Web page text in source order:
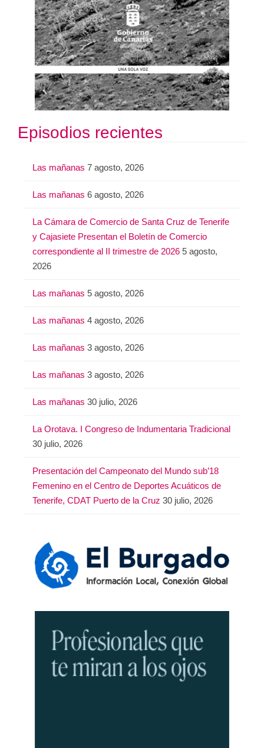
Episodios recientes
Las mañanas 7 agosto, 2026
Las mañanas 6 agosto, 2026
La Cámara de Comercio de Santa Cruz de Tenerife
y Cajasiete Presentan el Boletín de Comercio
correspondiente al II trimestre de 2026 5 agosto,
2026
Las mañanas 5 agosto, 2026
Las mañanas 4 agosto, 2026
Las mañanas 3 agosto, 2026
Las mañanas 3 agosto, 2026
Las mañanas 30 julio, 2026
La Orotava. I Congreso de Indumentaria Tradicional
30 julio, 2026
Presentación del Campeonato del Mundo sub’18
Femenino en el Centro de Deportes Acuáticos de
Tenerife, CDAT Puerto de la Cruz 30 julio, 2026